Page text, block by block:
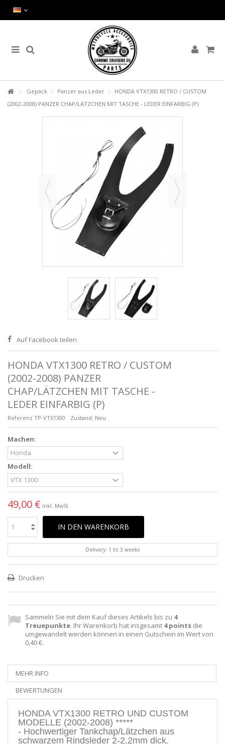
Gepäck Panzer aus Leder
HONDA VTX1300 RETRO / CUSTOM
(2002-2008) PANZER CHAP/LÄTZCHEN MIT TASCHE - LEDER EINFARBIG (P)
Auf Facebook teilen
HONDA VTX1300 RETRO / CUSTOM
(2002-2008) PANZER
CHAP/LÄTZCHEN MIT TASCHE -
LEDER EINFARBIG (P)
Referenz TP-VTX1300 Zustand: Neu
Machen:
Modell:
49,00 € inkl. MwSt.
IN DEN WARENKORB
Delivery: 1 to 3 weeks
Drucken
Sammeln Sie mit dem Kauf dieses Artikels bis zu 4
Treuepunkte. Ihr Warenkorb hat insgesamt 4points die
umgewandelt werden können in einen Gutschein im Wert von
0,40 €.
MEHR INFO
BEWERTUNGEN
HONDA VTX1300 RETRO UND CUSTOM
MODELLE (2002-2008) *****
- Hochwertiger Tankchap/Lätzchen aus
schwarzem Rindsleder 2-2,2mm dick.